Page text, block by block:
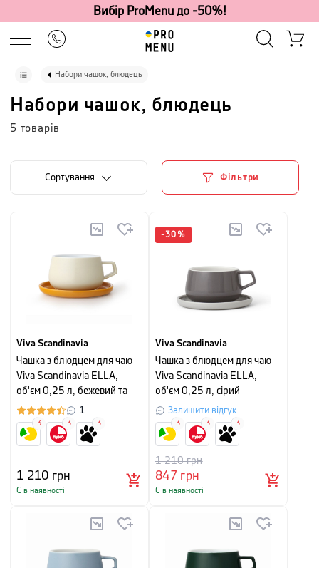
Вибір ProMenu до -50%!
Набори чашок, блюдець
Набори чашок, блюдець
5 товарів
Сортування Фільтри
Viva Scandinavia
Чашка з блюдцем для чаю
Viva Scandinavia ELLA,
об'єм 0,25 л, бежевий та
помаранчевий1
1 210 грн
Є в наявності
3 3 3
-30 %
Viva Scandinavia
Чашка з блюдцем для чаю
Viva Scandinavia ELLA,
об'єм 0,25 л, сірий
Залишити відгук
847 грн
1 210грн
Є в наявності
3 3 3